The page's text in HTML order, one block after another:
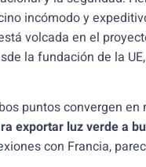
incómodo y
volcada en el
la fundación de la
puntos convergen en
exportar luz verde a
con Francia,